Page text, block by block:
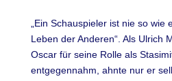
„Ein Schauspieler ist nie so wie
Leben der Anderen“. Als Ulrich
Oscar für seine Rolle als
entgegennahm, ahnte nur er